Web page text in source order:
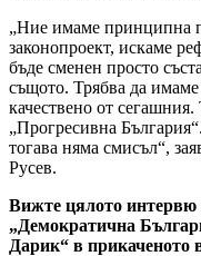
„Ние имаме принципна
законопроект, искаме
бъде сменен просто
същото. Трябва да
качествено от
„Прогресивна
тогава няма смисъл“,
Русев.
Вижте цялото интервю
„Демократична
Дарик“ в прикаченото